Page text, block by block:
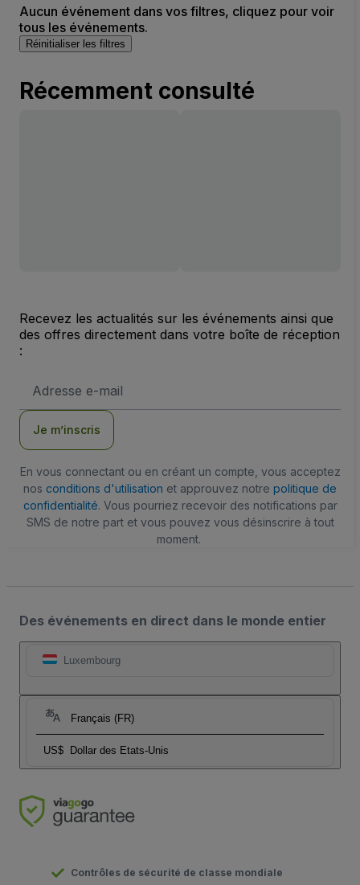
Aucun événement dans vos filtres, cliquez pour voir
tous les événements.
Réinitialiser les filtres
Récemment consulté
Recevez les actualités sur les événements ainsi que
des offres directement dans votre boîte de réception
:
e-
Je m’inscris
En vous connectant ou en créant un compte, vous acceptez
nos conditions d'utilisation et approuvez notre politique de
confidentialité. Vous pourriez recevoir des notifications par
SMS de notre part et vous pouvez vous désinscrire à tout
moment.
Des événements en direct dans le monde entier
Luxembourg
Français (FR)
US$ Dollar des Etats-Unis
Contrôles de sécurité de classe mondiale